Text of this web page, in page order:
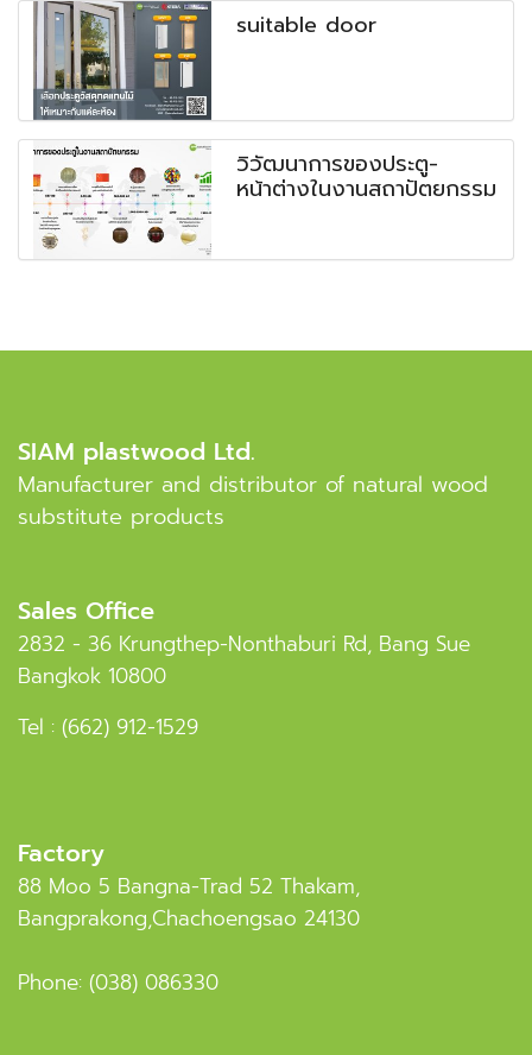
suitable door
วิวัฒนาการของประตู-
หน้าต่างในงานสถาปัตยกรรม
SIAM plastwood Ltd.
Manufacturer and distributor of natural wood
substitute products
Sales Office
2832 - 36 Krungthep-Nonthaburi Rd, Bang Sue
Bangkok 10800
Tel : (662) 912-1529
Factory
88 Moo 5 Bangna-Trad 52 Thakam,
Bangprakong,Chachoengsao 24130
Phone: (038) 086330